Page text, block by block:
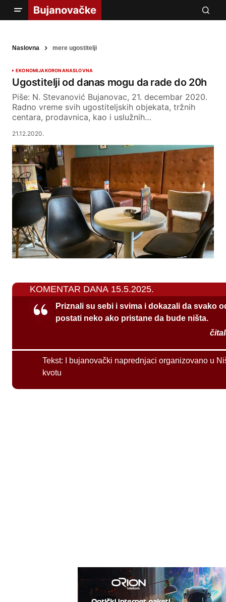
Naslovna mere ugostitelji
EKONOMIJAKORONANASLOVNA
Ugostitelji od danas mogu da rade do 20h
Piše: N. Stevanović Bujanovac, 21. decembar 2020.
Radno vreme svih ugostiteljskih objekata, tržnih
centara, prodavnica, kao i uslužnih…
21.12.2020.
KOMENTAR DANA 15.5.2025.
Priznali su sebi i svima i dokazali da svako
postati neko ako pristane da bude ništa.
Tekst:
I bujanovački naprednjaci organizovano u
kvotu